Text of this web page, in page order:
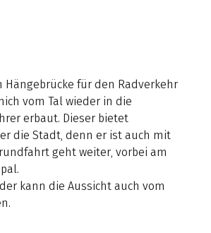
für den Radverkehr
vom Tal wieder in die
erbaut. Dieser bietet
die Stadt, denn er ist auch mit
geht weiter, vorbei am
kann die Aussicht auch vom